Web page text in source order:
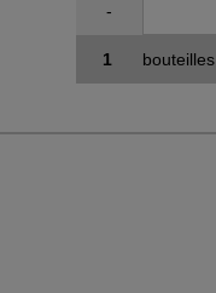
-
bouteilles